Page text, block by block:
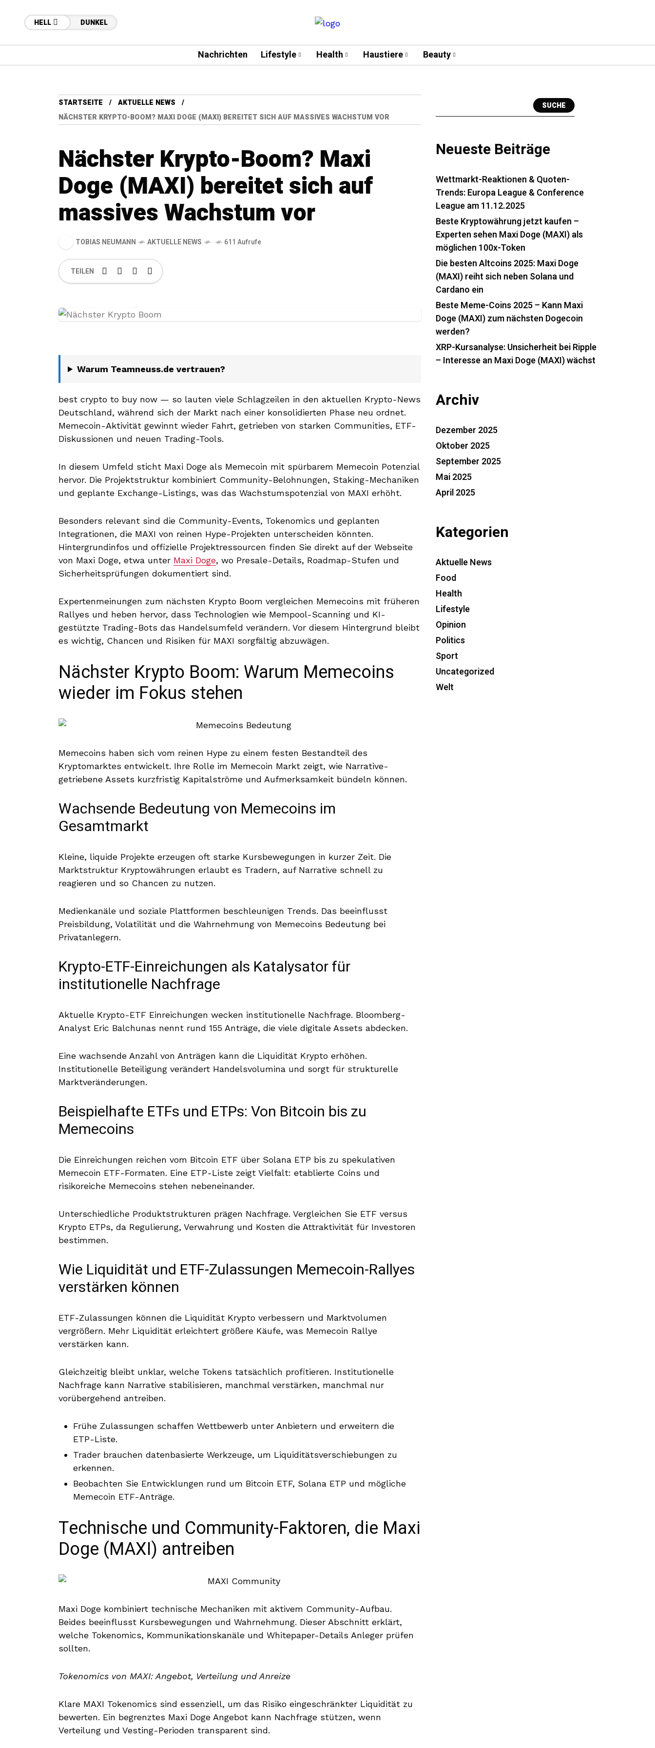
HELL DUNKEL
Nachrichten Lifestyle Health Haustiere Beauty
STARTSEITE
AKTUELLE NEWS
NÄCHSTER KRYPTO-BOOM? MAXI DOGE (MAXI) BEREITET SICH AUF MASSIVES WACHSTUM VOR
Nächster Krypto-Boom? Maxi
Doge (MAXI) bereitet sich auf
massives Wachstum vor
TOBIAS NEUMANN AKTUELLE NEWS 611 Aufrufe
TEILEN
Warum Teamneuss.de vertrauen?
best crypto to buy now — so lauten viele Schlagzeilen in den aktuellen Krypto-News
Deutschland, während sich der Markt nach einer konsolidierten Phase neu ordnet.
Memecoin-Aktivität gewinnt wieder Fahrt, getrieben von starken Communities, ETF-
Diskussionen und neuen Trading-Tools.
In diesem Umfeld sticht Maxi Doge als Memecoin mit spürbarem Memecoin Potenzial
hervor. Die Projektstruktur kombiniert Community-Belohnungen, Staking-Mechaniken
und geplante Exchange-Listings, was das Wachstumspotenzial von MAXI erhöht.
Besonders relevant sind die Community-Events, Tokenomics und geplanten
Integrationen, die MAXI von reinen Hype-Projekten unterscheiden könnten.
Hintergrundinfos und offizielle Projektressourcen finden Sie direkt auf der Webseite
von Maxi Doge, etwa unter Maxi Doge, wo Presale-Details, Roadmap-Stufen und
Sicherheitsprüfungen dokumentiert sind.
Expertenmeinungen zum nächsten Krypto Boom vergleichen Memecoins mit früheren
Rallyes und heben hervor, dass Technologien wie Mempool-Scanning und KI-
gestützte Trading-Bots das Handelsumfeld verändern. Vor diesem Hintergrund bleibt
es wichtig, Chancen und Risiken für MAXI sorgfältig abzuwägen.
Nächster Krypto Boom: Warum Memecoins
wieder im Fokus stehen
Memecoins haben sich vom reinen Hype zu einem festen Bestandteil des
Kryptomarktes entwickelt. Ihre Rolle im Memecoin Markt zeigt, wie Narrative-
getriebene Assets kurzfristig Kapitalströme und Aufmerksamkeit bündeln können.
Wachsende Bedeutung von Memecoins im
Gesamtmarkt
Kleine, liquide Projekte erzeugen oft starke Kursbewegungen in kurzer Zeit. Die
Marktstruktur Kryptowährungen erlaubt es Tradern, auf Narrative schnell zu
reagieren und so Chancen zu nutzen.
Medienkanäle und soziale Plattformen beschleunigen Trends. Das beeinflusst
Preisbildung, Volatilität und die Wahrnehmung von Memecoins Bedeutung bei
Privatanlegern.
Krypto-ETF-Einreichungen als Katalysator für
institutionelle Nachfrage
Aktuelle Krypto-ETF Einreichungen wecken institutionelle Nachfrage. Bloomberg-
Analyst Eric Balchunas nennt rund 155 Anträge, die viele digitale Assets abdecken.
Eine wachsende Anzahl von Anträgen kann die Liquidität Krypto erhöhen.
Institutionelle Beteiligung verändert Handelsvolumina und sorgt für strukturelle
Marktveränderungen.
Beispielhafte ETFs und ETPs: Von Bitcoin bis zu
Memecoins
Die Einreichungen reichen vom Bitcoin ETF über Solana ETP bis zu spekulativen
Memecoin ETF-Formaten. Eine ETP-Liste zeigt Vielfalt: etablierte Coins und
risikoreiche Memecoins stehen nebeneinander.
Unterschiedliche Produktstrukturen prägen Nachfrage. Vergleichen Sie ETF versus
Krypto ETPs, da Regulierung, Verwahrung und Kosten die Attraktivität für Investoren
bestimmen.
Wie Liquidität und ETF-Zulassungen Memecoin-Rallyes
verstärken können
ETF-Zulassungen können die Liquidität Krypto verbessern und Marktvolumen
vergrößern. Mehr Liquidität erleichtert größere Käufe, was Memecoin Rallye
verstärken kann.
Gleichzeitig bleibt unklar, welche Tokens tatsächlich profitieren. Institutionelle
Nachfrage kann Narrative stabilisieren, manchmal verstärken, manchmal nur
vorübergehend antreiben.
Frühe Zulassungen schaffen Wettbewerb unter Anbietern und erweitern die
ETP-Liste.
Trader brauchen datenbasierte Werkzeuge, um Liquiditätsverschiebungen zu
erkennen.
Beobachten Sie Entwicklungen rund um Bitcoin ETF, Solana ETP und mögliche
Memecoin ETF-Anträge.
Technische und Community-Faktoren, die Maxi
Doge (MAXI) antreiben
Maxi Doge kombiniert technische Mechaniken mit aktivem Community-Aufbau.
Beides beeinflusst Kursbewegungen und Wahrnehmung. Dieser Abschnitt erklärt,
welche Tokenomics, Kommunikationskanäle und Whitepaper-Details Anleger prüfen
sollten.
Tokenomics von MAXI: Angebot, Verteilung und Anreize
Klare MAXI Tokenomics sind essenziell, um das Risiko eingeschränkter Liquidität zu
bewerten. Ein begrenztes Maxi Doge Angebot kann Nachfrage stützen, wenn
Verteilung und Vesting-Perioden transparent sind.
SUCHE
Neueste Beiträge
Wettmarkt-Reaktionen & Quoten-
Trends: Europa League & Conference
League am 11.12.2025
Beste Kryptowährung jetzt kaufen –
Experten sehen Maxi Doge (MAXI) als
möglichen 100x-Token
Die besten Altcoins 2025: Maxi Doge
(MAXI) reiht sich neben Solana und
Cardano ein
Beste Meme-Coins 2025 – Kann Maxi
Doge (MAXI) zum nächsten Dogecoin
werden?
XRP-Kursanalyse: Unsicherheit bei Ripple
– Interesse an Maxi Doge (MAXI) wächst
Archiv
Dezember 2025
Oktober 2025
September 2025
Mai 2025
April 2025
Kategorien
Aktuelle News
Food
Health
Lifestyle
Opinion
Politics
Sport
Uncategorized
Welt